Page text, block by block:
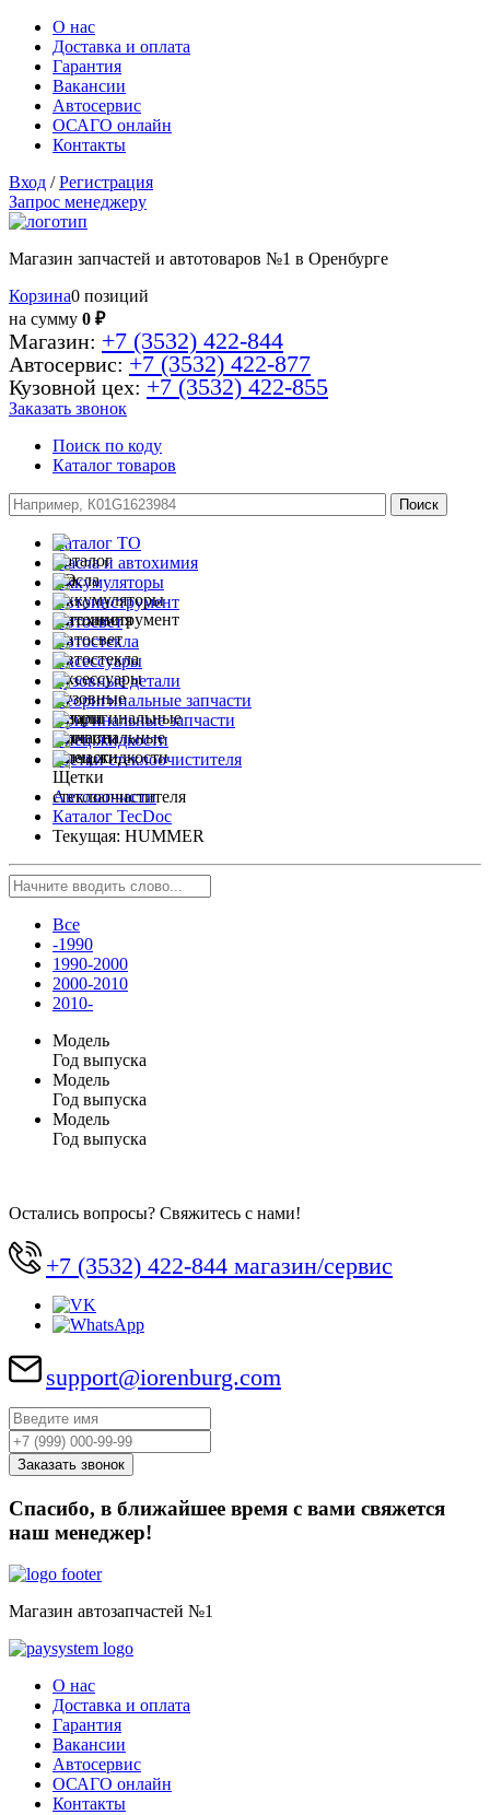
О нас
Доставка и оплата
Гарантия
Вакансии
Автосервис
ОСАГО онлайн
Контакты
Вход / Регистрация
Запрос менеджеру
Магазин запчастей и автотоваров №1 в Оренбурге
Корзина0 позиций
на сумму 0 ₽
Магазин: +7 (3532) 422-844
Автосервис: +7 (3532) 422-877
Кузовной цех: +7 (3532) 422-855
Заказать звонок
Поиск по коду
Каталог товаров
Каталог ТО
Масла и автохимия
Аккумуляторы
Автоинструмент
Автосвет
Автостекла
Аксессуары
Кузовные детали
Неоригинальные запчасти
Оригинальные запчасти
Спец.жидкости
Щетки стеклоочистителя
Автозапчасти
Каталог TecDoc
Текущая: HUMMER
Все
-1990
1990-2000
2000-2010
2010-
Модель
Год выпуска
Модель
Год выпуска
Модель
Год выпуска
Остались вопросы? Свяжитесь с нами!
+7 (3532) 422-844 магазин/сервис
support@iorenburg.com
Спасибо, в ближайшее время с вами свяжется
наш менеджер!
Магазин автозапчастей №1
О нас
Доставка и оплата
Гарантия
Вакансии
Автосервис
ОСАГО онлайн
Контакты